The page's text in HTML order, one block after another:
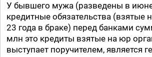
У бывшего мужа (разведены в июне
кредитные обязательства (взятые
23 года в браке) перед банками
млн это кредиты взятые на юр
выступает поручителем, является